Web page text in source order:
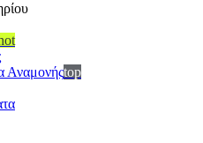
Αναμονήςtop